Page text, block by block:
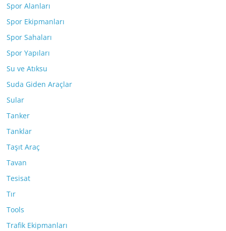
Spor Alanları
Spor Ekipmanları
Spor Sahaları
Spor Yapıları
Su ve Atıksu
Suda Giden Araçlar
Sular
Tanker
Tanklar
Taşıt Araç
Tavan
Tesisat
Tır
Tools
Trafik Ekipmanları